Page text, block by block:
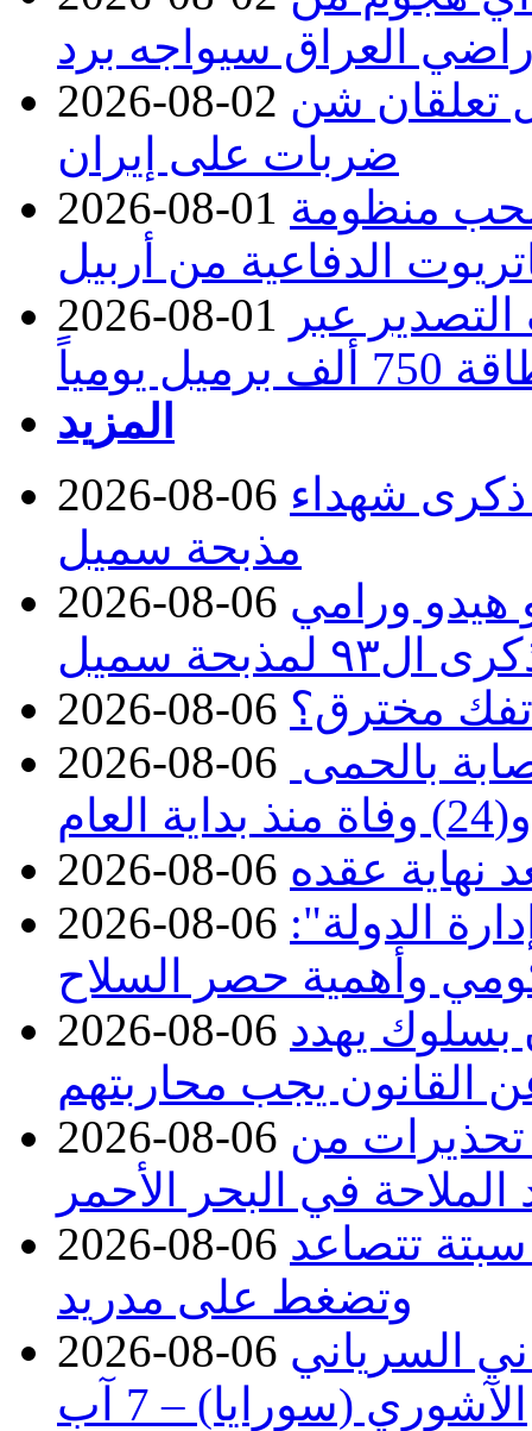
العراق سيواجه برد
2026-08-02 تعلقان شن
ضربات على إيران
2026-08-01 منظومة
الدفاعية من أربيل
2026-08-01
التصدير عبر
يومياً
المزيد
2026-08-06 ذكرى شهداء
مذبحة سميل
2026-08-06 هيدو ورامي
سميل
2026-08-06 مخترق؟
2026-08-06
2026-08-06 نهاية عقده
2026-08-06 الدولة":
وأهمية حصر السلاح
2026-08-06 بسلوك يهدد
القانون يجب محاربتهم
2026-08-06 من
الملاحة في البحر الأحمر
2026-08-06 تتصاعد
وتضغط على مدريد
2026-08-06 السرياني
الآشوري (سورايا) – 7 آب